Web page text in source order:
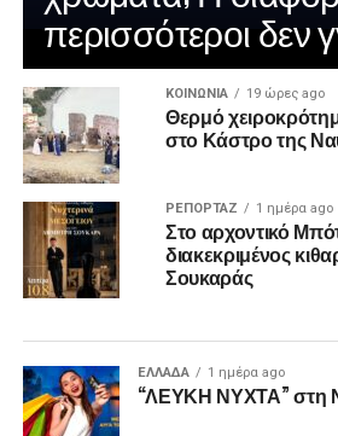
περισσότεροι δεν
ΚΟΙΝΩΝΙΑ 19 ώρες ago
Θερμό
στο Κάστρο της
ΡΕΠΟΡΤΑΖ 1 ημέρα ago
Στο αρχοντικό
διακεκριμένος
Σουκαράς
ΕΛΛΑΔΑ 1 ημέρα ago
“ΛΕΥΚΗ ΝΥΧΤΑ” στη